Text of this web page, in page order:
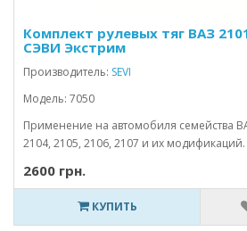
Комплект рулевых тяг ВАЗ
СЭВИ Экстрим
Производитель: SEVI
Модель: 7050
Применение на автомобиля семейства
2104, 2105, 2106, 2107 и их
2600 грн.
КУПИТЬ